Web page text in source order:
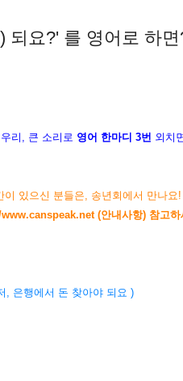
되요?' 를 영어로 하
리, 큰 소리로 영어 한마디 3번 외치
있으신 분들은, 송년회에서 만나요!
(안내사항) 참고하
, 은행에서 돈 찾아야 되요 )